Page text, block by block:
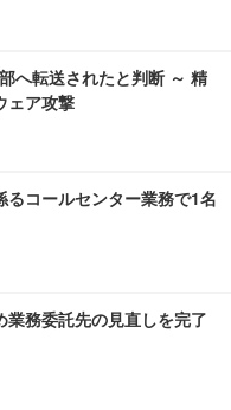
へ転送されたと判断 ～ 精
ェア攻撃
るコールセンター業務で1名
務委託先の見直しを完了